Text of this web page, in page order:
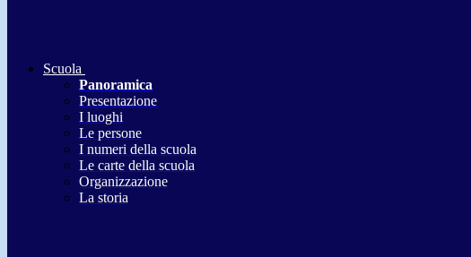
Scuola
Panoramica
Presentazione
I luoghi
Le persone
I numeri della scuola
Le carte della scuola
Organizzazione
La storia